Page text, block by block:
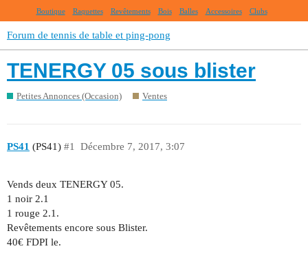
Boutique Raquettes Revêtements Bois Balles Accessoires Clubs
Forum de tennis de table et ping-pong
TENERGY 05 sous blister
Petites Annonces (Occasion) Ventes
PS41 (PS41) Décembre 7, 2017, 3:07
#1
Vends deux TENERGY 05.
1 noir 2.1
1 rouge 2.1.
Revêtements encore sous Blister.
40€ FDPI le.